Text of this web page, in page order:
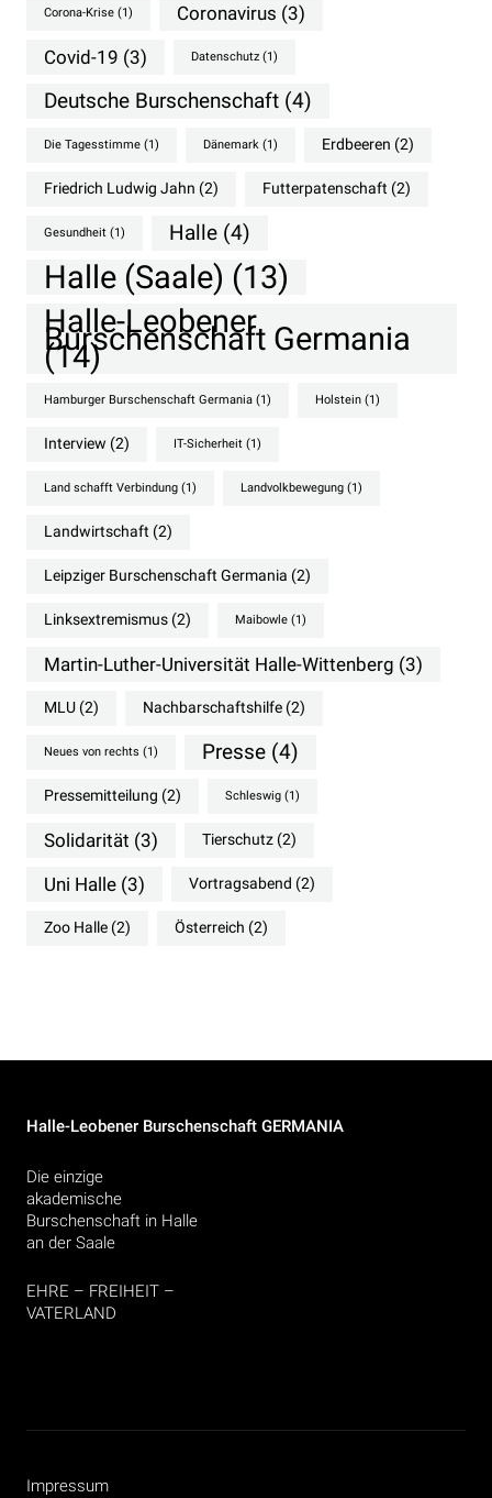
Corona-Krise (1) Coronavirus (3)
Covid-19 (3) Datenschutz (1)
Deutsche Burschenschaft (4)
Die Tagesstimme (1) Dänemark (1) Erdbeeren (2)
Friedrich Ludwig Jahn (2) Futterpatenschaft (2)
Gesundheit (1) Halle (4)
Halle (Saale) (13)
Halle-Leobener
Burschenschaft Germania
(14)
Hamburger Burschenschaft Germania (1) Holstein (1)
Interview (2) IT-Sicherheit (1)
Land schafft Verbindung (1) Landvolkbewegung (1)
Landwirtschaft (2)
Leipziger Burschenschaft Germania (2)
Linksextremismus (2) Maibowle (1)
Martin-Luther-Universität Halle-Wittenberg (3)
MLU (2) Nachbarschaftshilfe (2)
Neues von rechts (1) Presse (4)
Pressemitteilung (2) Schleswig (1)
Solidarität (3) Tierschutz (2)
Uni Halle (3) Vortragsabend (2)
Zoo Halle (2) Österreich (2)
Halle-Leobener Burschenschaft GERMANIA
Die einzige
akademische
Burschenschaft in Halle
an der Saale
EHRE – FREIHEIT –
VATERLAND
Impressum